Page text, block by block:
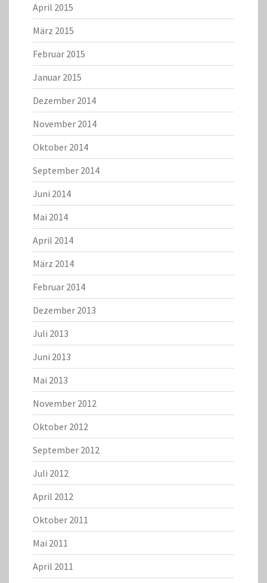
April 2015
März 2015
Februar 2015
Januar 2015
Dezember 2014
November 2014
Oktober 2014
September 2014
Juni 2014
Mai 2014
April 2014
März 2014
Februar 2014
Dezember 2013
Juli 2013
Juni 2013
Mai 2013
November 2012
Oktober 2012
September 2012
Juli 2012
April 2012
Oktober 2011
Mai 2011
April 2011